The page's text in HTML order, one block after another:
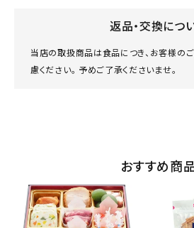
返品・交換につ
当店の取扱商品は食品につき、お客様の
慮ください。 予めご了承くださいませ。
おすすめ商